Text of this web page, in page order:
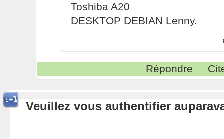
Toshiba A20
DESKTOP DEBIAN Lenny.
Répondre
Veuillez vous authentifier